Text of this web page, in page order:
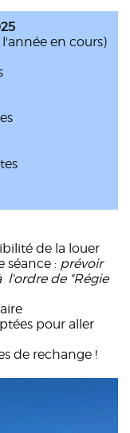
en cours)
de la louer
séance : prévoir
l'ordre de "Régie
pour aller
de rechange !